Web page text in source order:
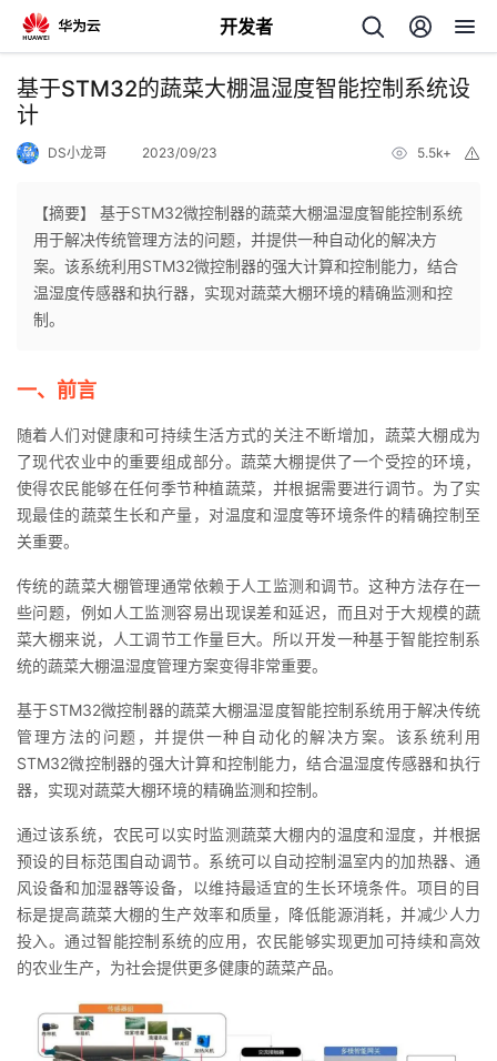
开发者
返
回
个
人
页
我
开
发
者
我
的
客
我
论
坛
的
圈
子
我
的
直
播
我
的
活
动
我
的
关
注
我
的
开
我
的
我
基于STM32的蔬菜大棚温湿度智能控制系统设
计
DS小龙哥 2023/09/23 5.5k+
【摘要】 基于STM32微控制器的蔬菜大棚温湿度智能控制系统
用于解决传统管理方法的问题，并提供一种自动化的解决方
案。该系统利用STM32微控制器的强大计算和控制能力，结合
温湿度传感器和执行器，实现对蔬菜大棚环境的精确监测和控
制。
一、前言
随着人们对健康和可持续生活方式的关注不断增加，蔬菜大棚成为
了现代农业中的重要组成部分。蔬菜大棚提供了一个受控的环境，
使得农民能够在任何季节种植蔬菜，并根据需要进行调节。为了实
现最佳的蔬菜生长和产量，对温度和湿度等环境条件的精确控制至
关重要。
传统的蔬菜大棚管理通常依赖于人工监测和调节。这种方法存在一
些问题，例如人工监测容易出现误差和延迟，而且对于大规模的蔬
菜大棚来说，人工调节工作量巨大。所以开发一种基于智能控制系
统的蔬菜大棚温湿度管理方案变得非常重要。
基于STM32微控制器的蔬菜大棚温湿度智能控制系统用于解决传统
管理方法的问题，并提供一种自动化的解决方案。该系统利用
STM32微控制器的强大计算和控制能力，结合温湿度传感器和执行
器，实现对蔬菜大棚环境的精确监测和控制。
通过该系统，农民可以实时监测蔬菜大棚内的温度和湿度，并根据
预设的目标范围自动调节。系统可以自动控制温室内的加热器、通
风设备和加湿器等设备，以维持最适宜的生长环境条件。项目的目
标是提高蔬菜大棚的生产效率和质量，降低能源消耗，并减少人力
投入。通过智能控制系统的应用，农民能够实现更加可持续和高效
的农业生产，为社会提供更多健康的蔬菜产品。